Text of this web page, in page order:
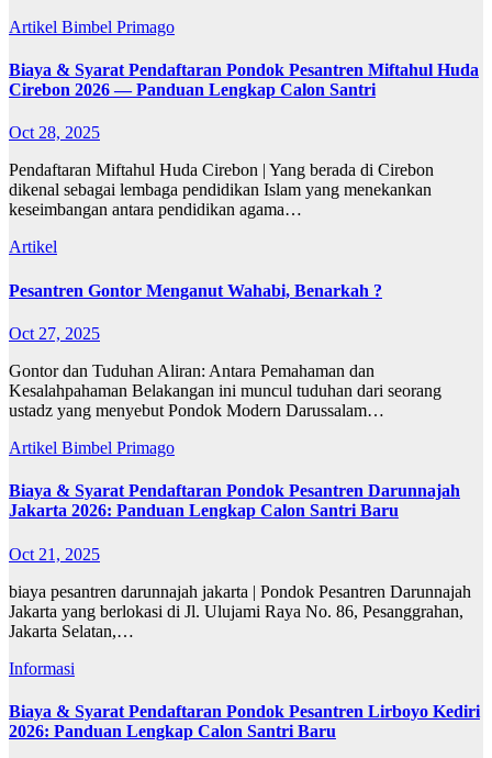
Artikel Bimbel Primago
Biaya & Syarat Pendaftaran Pondok Pesantren Miftahul Huda
Cirebon 2026 — Panduan Lengkap Calon Santri
Oct 28, 2025
Pendaftaran Miftahul Huda Cirebon | Yang berada di Cirebon
dikenal sebagai lembaga pendidikan Islam yang menekankan
keseimbangan antara pendidikan agama…
Artikel
Pesantren Gontor Menganut Wahabi, Benarkah ?
Oct 27, 2025
Gontor dan Tuduhan Aliran: Antara Pemahaman dan
Kesalahpahaman Belakangan ini muncul tuduhan dari seorang
ustadz yang menyebut Pondok Modern Darussalam…
Artikel Bimbel Primago
Biaya & Syarat Pendaftaran Pondok Pesantren Darunnajah
Jakarta 2026: Panduan Lengkap Calon Santri Baru
Oct 21, 2025
biaya pesantren darunnajah jakarta | Pondok Pesantren Darunnajah
Jakarta yang berlokasi di Jl. Ulujami Raya No. 86, Pesanggrahan,
Jakarta Selatan,…
Informasi
Biaya & Syarat Pendaftaran Pondok Pesantren Lirboyo Kediri
2026: Panduan Lengkap Calon Santri Baru